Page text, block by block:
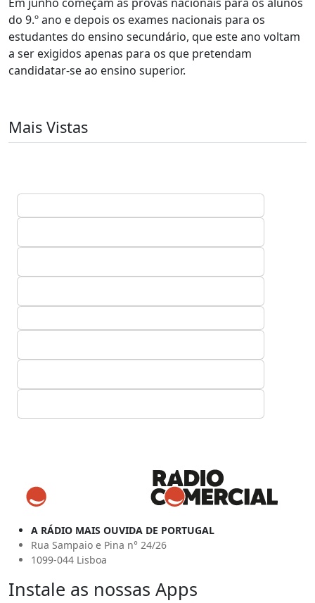
do 9.º ano e depois os exames nacionais para os
estudantes do ensino secundário, que este ano voltam
a ser exigidos apenas para os que pretendam
candidatar-se ao ensino superior.
Mais Vistas
A RÁDIO MAIS OUVIDA DE PORTUGAL
Rua Sampaio e Pina n° 24/26
1099-044 Lisboa
Instale as nossas Apps